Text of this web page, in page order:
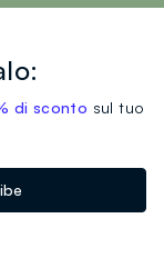
di sconto sul tuo